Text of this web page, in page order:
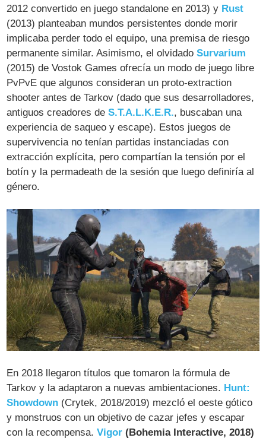
2012 convertido en juego standalone en 2013) y Rust
(2013) planteaban mundos persistentes donde morir
implicaba perder todo el equipo, una premisa de riesgo
permanente similar. Asimismo, el olvidadoSurvarium
(2015) de Vostok Games ofrecía un modo de juego libre
PvPvE que algunos consideran un proto-extraction
shooter antes de Tarkov (dado que sus desarrolladores,
antiguos creadores deS.T.A.L.K.E.R., buscaban una
experiencia de saqueo y escape)​. Estos juegos de
supervivencia no tenían partidas instanciadas con
extracción explícita, pero compartían la tensión por el
botín y la permadeath de la sesión que luego definiría al
género.
En 2018 llegaron títulos que tomaron la fórmula de
Tarkov y la adaptaron a nuevas ambientaciones. Hunt:
Showdown (Crytek, 2018/2019) mezcló el oeste gótico
y monstruos con un objetivo de cazar jefes y escapar
con la recompensa.Vigor (Bohemia Interactive, 2018)